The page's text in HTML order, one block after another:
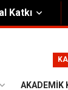
Katkı
AKADEMIK